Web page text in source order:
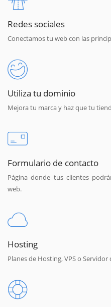
Redes sociales
Conectamos tu web con las
Utiliza tu dominio
Mejora tu marca y haz que tu
Formulario de contacto
Página donde tus clientes
web.
Hosting
Planes de Hosting, VPS o